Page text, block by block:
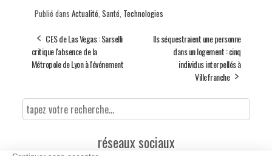
Publié dans Actualité Santé Technologies
CES de Las Vegas : Sarselli
critique l'absence de la
Métropole de Lyon à l'événement
Ils séquestraient une personne
dans un logement : cinq
individus interpellés à
Villefranche
réseaux sociaux